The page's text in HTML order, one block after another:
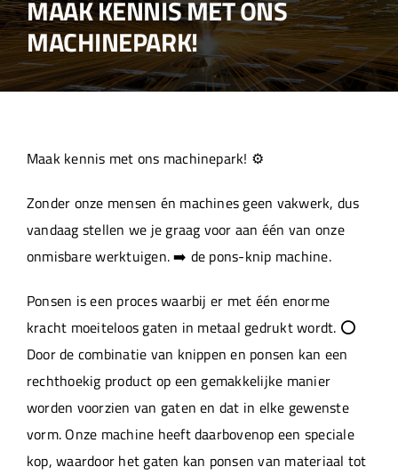
Over ons
Machinepark
Werken bij
MAAK KENNIS MET ONS
MACHINEPARK!
Maak kennis met ons machinepark! ⚙️
Zonder onze mensen én machines geen vakwerk, dus
vandaag stellen we je graag voor aan één van onze
onmisbare werktuigen. ➡️ de pons-knip machine.
Ponsen is een proces waarbij er met één enorme
kracht moeiteloos gaten in metaal gedrukt wordt. ⭕
Door de combinatie van knippen en ponsen kan een
rechthoekig product op een gemakkelijke manier
worden voorzien van gaten en dat in elke gewenste
vorm. Onze machine heeft daarbovenop een speciale
kop, waardoor het gaten kan ponsen van materiaal tot